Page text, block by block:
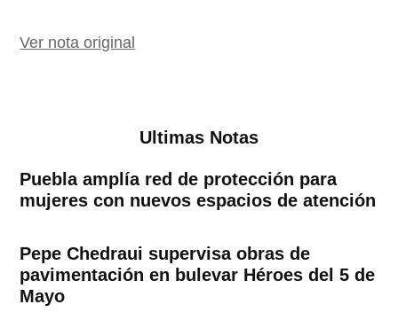
Ver nota original
Ultimas Notas
Puebla amplía red de protección para
mujeres con nuevos espacios de atención
Pepe Chedraui supervisa obras de
pavimentación en bulevar Héroes del 5 de
Mayo